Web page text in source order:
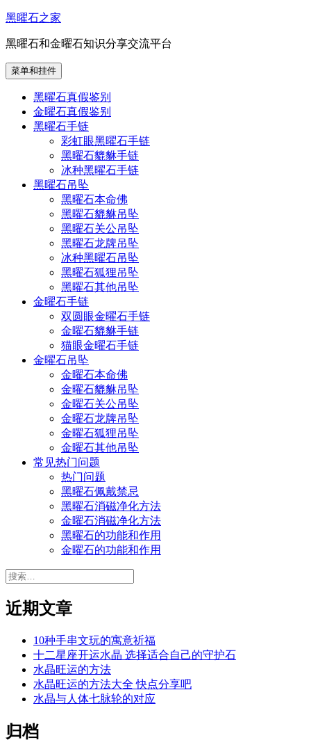
跳
内
容
黑曜石之家
黑曜石和金曜石知识分享交流平台
菜单和挂件
黑曜石真假鉴别
金曜石真假鉴别
黑曜石手链
彩虹眼黑曜石手链
黑曜石貔貅手链
冰种黑曜石手链
黑曜石吊坠
黑曜石本命佛
黑曜石貔貅吊坠
黑曜石关公吊坠
黑曜石龙牌吊坠
冰种黑曜石吊坠
黑曜石狐狸吊坠
黑曜石其他吊坠
金曜石手链
双圆眼金曜石手链
金曜石貔貅手链
猫眼金曜石手链
金曜石吊坠
金曜石本命佛
金曜石貔貅吊坠
金曜石关公吊坠
金曜石龙牌吊坠
金曜石狐狸吊坠
金曜石其他吊坠
常见热门问题
热门问题
黑曜石佩戴禁忌
黑曜石消磁净化方法
金曜石消磁净化方法
黑曜石的功能和作用
金曜石的功能和作用
搜
近期文章
10种手串文玩的寓意祈福
十二星座开运水晶 选择适合自己的守护石
水晶旺运的方法
水晶旺运的方法大全 快点分享吧
水晶与人体七脉轮的对应
归档